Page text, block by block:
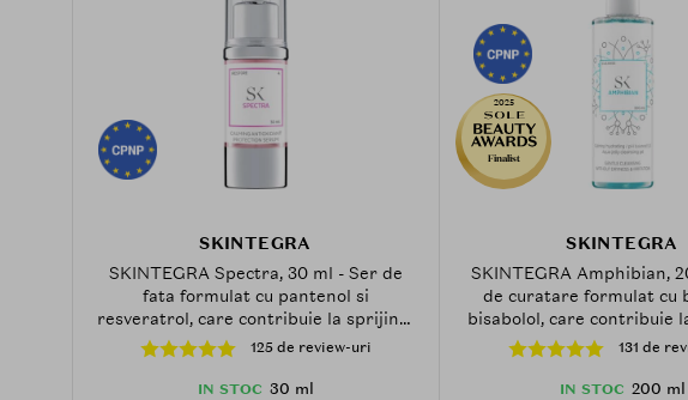
SKINTEGRA
SKINTEGRA Spectra, 30 ml - Ser de
fata formulat cu pantenol si
resveratrol, care contribuie la sprijinul
zilnic al pielii si la protectia
antioxidanta usoara a pielii afectate,
deteriorate, care prezinta iritatii,
125 de review-uri
IN STOC 30 ml
2025
Finalist
SKINTEGRA
SKINTEGRA Amphibian,
de curatare formulat cu
bisabolol, care contribuie
pielii si la metinerea
cutanat
131 de
IN STOC 200 ml